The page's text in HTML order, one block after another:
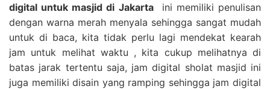
digital untuk masjid di Jakartaini memiliki penulisan
dengan warna merah menyala sehingga sangat mudah
untuk di baca, kita tidak perlu lagi mendekat kearah
jam untuk melihat waktu , kita cukup melihatnya di
batas jarak tertentu saja, jam digital sholat masjid ini
juga memiliki disain yang ramping sehingga jam digital